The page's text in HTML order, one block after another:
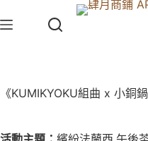
《KUMIKYOKU組曲 x 小銅